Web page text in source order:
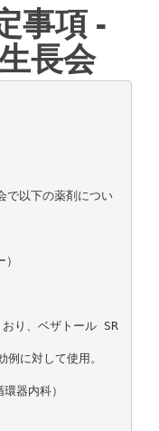
事項 -
長会
以下の薬剤につい
り、ベザトール SR
に対して使用。
器内科）